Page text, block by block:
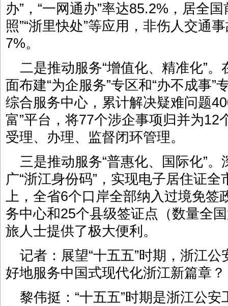
办”，“一网通办”率达85.2%，居全
照”“浙里快处”等应用，非伤人交通
7%。
二是推动服务“增值化、精准化”
面布建“为企服务”专区和“办不成事”
综合服务中心，累计解决疑难问题
富”平台，将77个涉企事项归并为12
受理、办理、监督闭环管理。
三是推动服务“普惠化、国际化”
广“浙江身份码”，实现电子居住证
上，全省6个口岸全部纳入过境免签
务中心和25个县级签证点（数量全
旅人士提供了极大便利。
记者：展望“十五五”时期，浙江
好地服务中国式现代化浙江新篇章？
黎伟挺：“十五五”时期是浙江公